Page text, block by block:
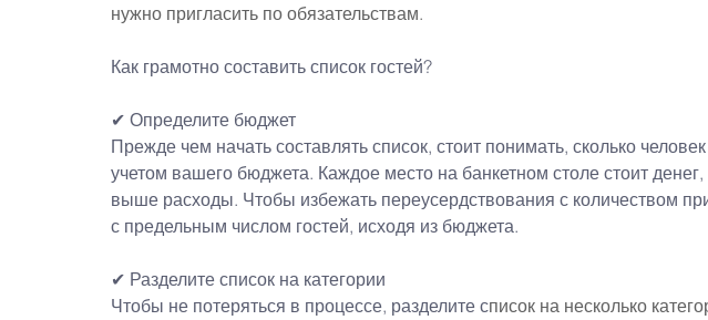
нужно пригласить по обязательствам.
Как грамотно составить список гостей?
✔ Определите бюджет
Прежде чем начать составлять список, стоит понимать, сколько
учетом вашего бюджета. Каждое место на банкетном столе стоит
выше расходы. Чтобы избежать переусердствования с количеством
с предельным числом гостей, исходя из бюджета.
✔ Разделите список на категории
Чтобы не потеряться в процессе, разделите список на несколько